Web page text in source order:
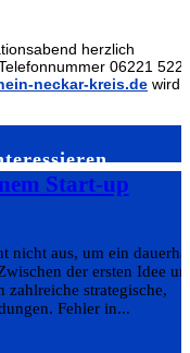
herzlich
06221 522-
neckar-kreis.de wird
Start-up
nicht aus, um ein
der ersten Idee
zahlreiche strategische,
Fehler in...